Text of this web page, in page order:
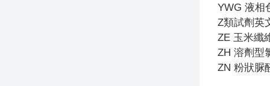
YWG 液相
Z類試劑英
ZE 玉米纖
ZH 溶劑型
ZN 粉狀脲